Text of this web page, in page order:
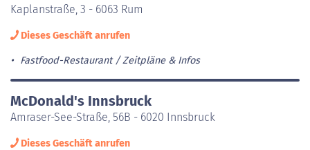
Kaplanstraße, 3 - 6063 Rum
Dieses Geschäft anrufen
Fastfood-Restaurant Zeitpläne & Infos
McDonald's Innsbruck
Amraser-See-Straße, 56B - 6020 Innsbruck
Dieses Geschäft anrufen